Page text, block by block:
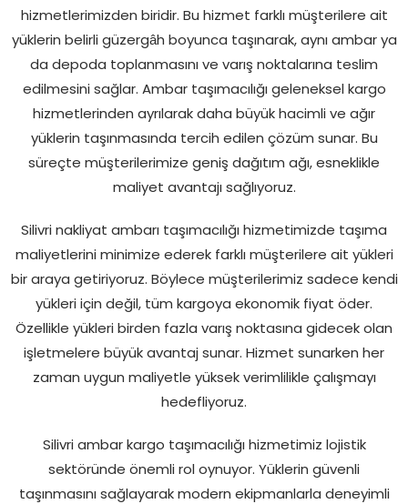
hizmetlerimizden biridir. Bu hizmet farklı müşterilere ait
yüklerin belirli güzergâh boyunca taşınarak, aynı ambar ya
da depoda toplanmasını ve varış noktalarına teslim
edilmesini sağlar. Ambar taşımacılığı geleneksel kargo
hizmetlerinden ayrılarak daha büyük hacimli ve ağır
yüklerin taşınmasında tercih edilen çözüm sunar. Bu
süreçte müşterilerimize geniş dağıtım ağı, esneklikle
maliyet avantajı sağlıyoruz.
Silivri nakliyat ambarı taşımacılığı hizmetimizde taşıma
maliyetlerini minimize ederek farklı müşterilere ait yükleri
bir araya getiriyoruz. Böylece müşterilerimiz sadece kendi
yükleri için değil, tüm kargoya ekonomik fiyat öder.
Özellikle yükleri birden fazla varış noktasına gidecek olan
işletmelere büyük avantaj sunar. Hizmet sunarken her
zaman uygun maliyetle yüksek verimlilikle çalışmayı
hedefliyoruz.
Silivri ambar kargo taşımacılığı hizmetimiz lojistik
sektöründe önemli rol oynuyor. Yüklerin güvenli
taşınmasını sağlayarak modern ekipmanlarla deneyimli